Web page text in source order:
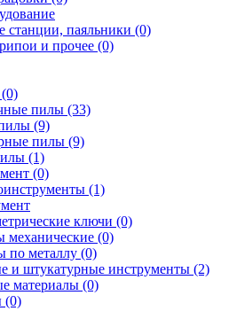
станции, паяльники (0)
и прочее (0)
пилы (33)
(9)
пилы (9)
(1)
(0)
(1)
ключи (0)
механические (0)
металлу (0)
и штукатурные инструменты (2)
материалы (0)
(0)